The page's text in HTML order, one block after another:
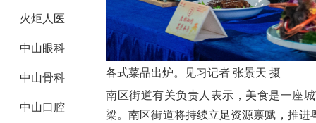
火炬人医
中山眼科
中山骨科
中山口腔
各式菜品出炉。见习记者 张景天 摄
南区街道有关负责人表示，美食是一座
梁。南区街道将持续立足资源禀赋，推